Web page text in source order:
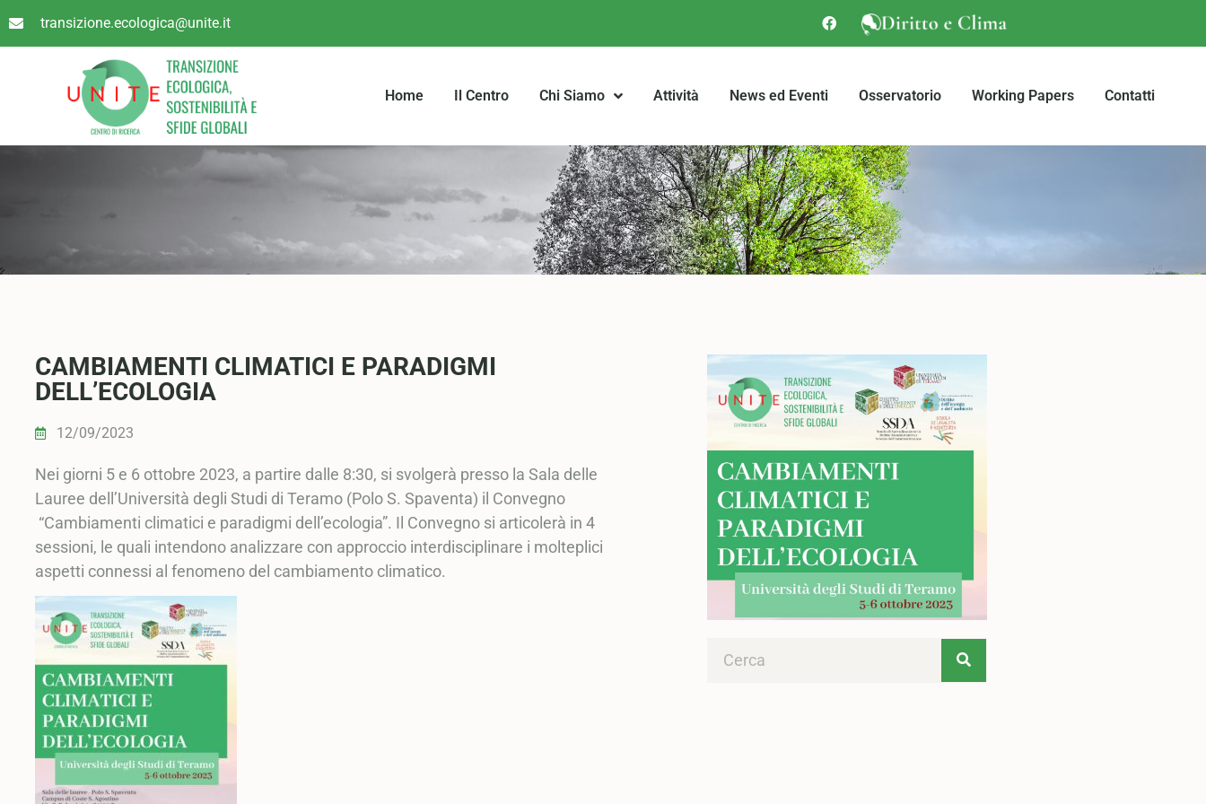
transizione.ecologica@unite.it
Home Il Centro Chi Siamo Attività News ed Eventi Osservatorio Working Papers Contatti
CAMBIAMENTI CLIMATICI E PARADIGMI
DELL’ECOLOGIA
12/09/2023
Nei giorni 5 e 6 ottobre 2023, a partire dalle 8:30, si svolgerà presso la Sala delle
Lauree dell’Università degli Studi di Teramo (Polo S. Spaventa) il Convegno
“Cambiamenti climatici e paradigmi dell’ecologia”. Il Convegno si articolerà in 4
sessioni, le quali intendono analizzare con approccio interdisciplinare i molteplici
aspetti connessi al fenomeno del cambiamento climatico.